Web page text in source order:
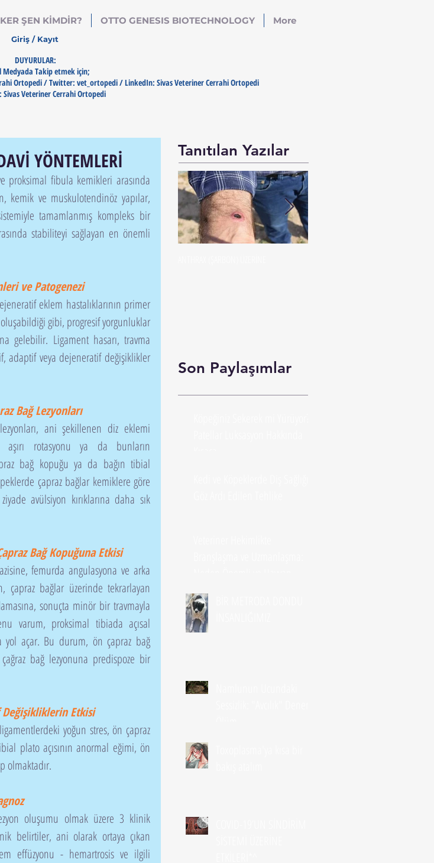
ŞEN KİMDİR? OTTO GENESIS BIOTECHNOLOGY More
Giriş / Kayıt
DUYURULAR:
Medyada Takip etmek için;
Ortopedi / Twitter: vet_ortopedi / LinkedIn: Sivas Veteriner Cerrahi Ortopedi
Veteriner Cerrahi Ortopedi
YÖNTEMLERİ
kemik ve muskulotendinöz yapılar,
tamamlanmış kompleks bir
stabiliteyi sağlayan en önemli
ve Patogenezi
gibi, progresif yorgunluklar
gelebilir. Ligament hasarı, travma
adaptif veya dejeneratif değişiklikler
Bağ Lezyonları
aşırı rotasyonu ya da bunların
bağ kopuğu ya da bağın tibial
çapraz bağlar kemiklere göre
avülsiyon kırıklarına daha sık
Bağ Kopuğuna Etkisi
çapraz bağlar üzerinde tekrarlayan
sonuçta minör bir travmayla
varum, proksimal tibiada açısal
yol açar. Bu durum, ön çapraz bağ
bağ lezyonuna predispoze bir
Değişikliklerin Etkisi
plato açısının anormal eğimi, ön
olmaktadır.
belirtiler, ani olarak ortaya çıkan
effüzyonu - hemartrosis ve ilgili
Tanıtılan Yazılar
Son Paylaşımlar
Sahipleri Ne Yapmalı?